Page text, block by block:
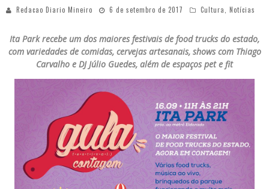
Milton Guedes traz turnê “Milton Canta Lulu” a Belo Horizonte
Redacao Diario Mineiro 6 de setembro de 2017 Cultura Notícias
Ita Park recebe um dos maiores festivais de food trucks do estado,
com variedades de comidas, cervejas artesanais, shows com Thiago
Carvalho e DJ Júlio Guedes, além de espaços pet e fit